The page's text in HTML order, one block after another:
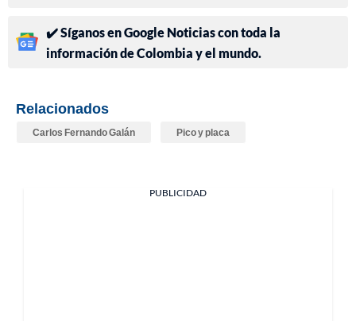
✔️ Síganos en Google Noticias con toda la
información de Colombia y el mundo.
Relacionados
Carlos Fernando Galán Pico y placa
PUBLICIDAD